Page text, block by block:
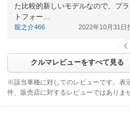
た比較的新しいモデルなので、プラ
トフォー…
龍之介466 2022年10月31日
クルマレビューをすべて見る
※該当車種に対してのレビューです。表
件、販売店に対するレビューではありま